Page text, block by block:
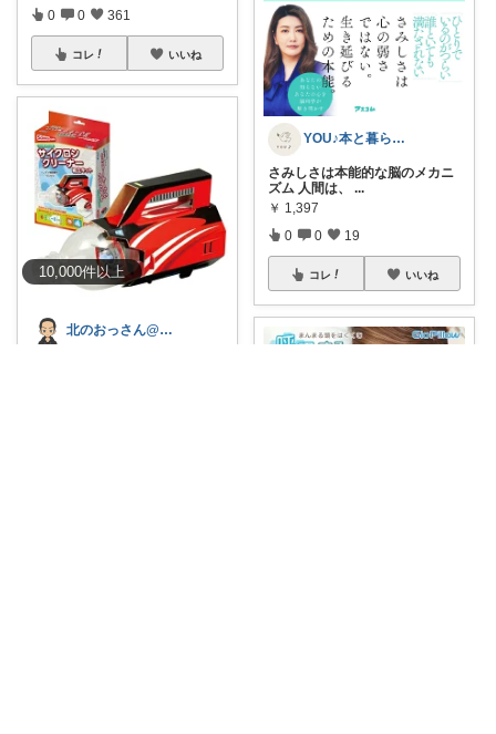
10,000件以上
0 0 361
コレ いいね
北のおっさん@ガジェット好き
YOU♪本と暮らしと
さみしさは本能的な脳のメカニ
ズム 人間は、
...
￥ 1,397
0 0 19
コレ いいね